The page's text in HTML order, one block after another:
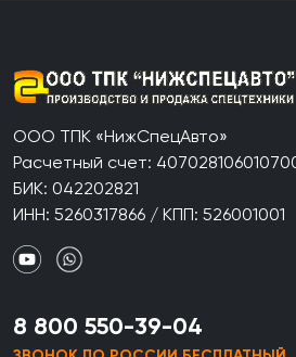
ООО ТПК «НижСпецАвто»
Расчетный счет:
БИК: 042202821
ИНН: 5260317866 / КПП: 526001001
8 800 550-39-04